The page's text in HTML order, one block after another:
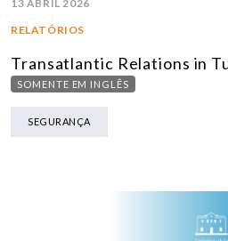
13 ABRIL 2026
RELATÓRIOS
Transatlantic Relations in
SOMENTE EM INGLÊS
SEGURANÇA